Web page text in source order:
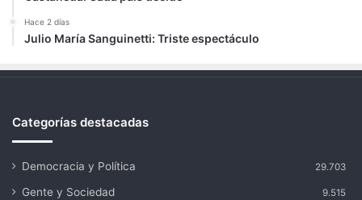
Hace 2 días
Julio María Sanguinetti: Triste espectáculo
Categorías destacadas
Democracia y Política 29.703
Gente y Sociedad 9.515